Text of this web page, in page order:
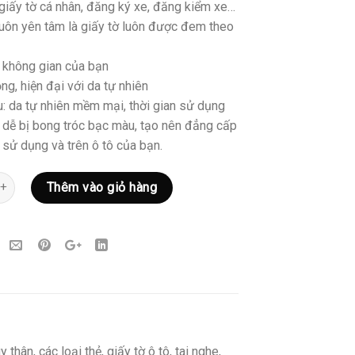
tờ cá nhân, đăng ký xe, đăng kiểm xe…
yên tâm là giấy tờ luôn được đem theo
gian của bạn
hiện đại với da tự nhiên
da tự nhiên mềm mại, thời gian sử dụng
dễ bị bong tróc bạc màu, tạo nên đẳng cấp
dụng và trên ô tô của bạn.
Thêm vào giỏ hàng
các loại thẻ, giấy tờ ô tô, tai nghe,